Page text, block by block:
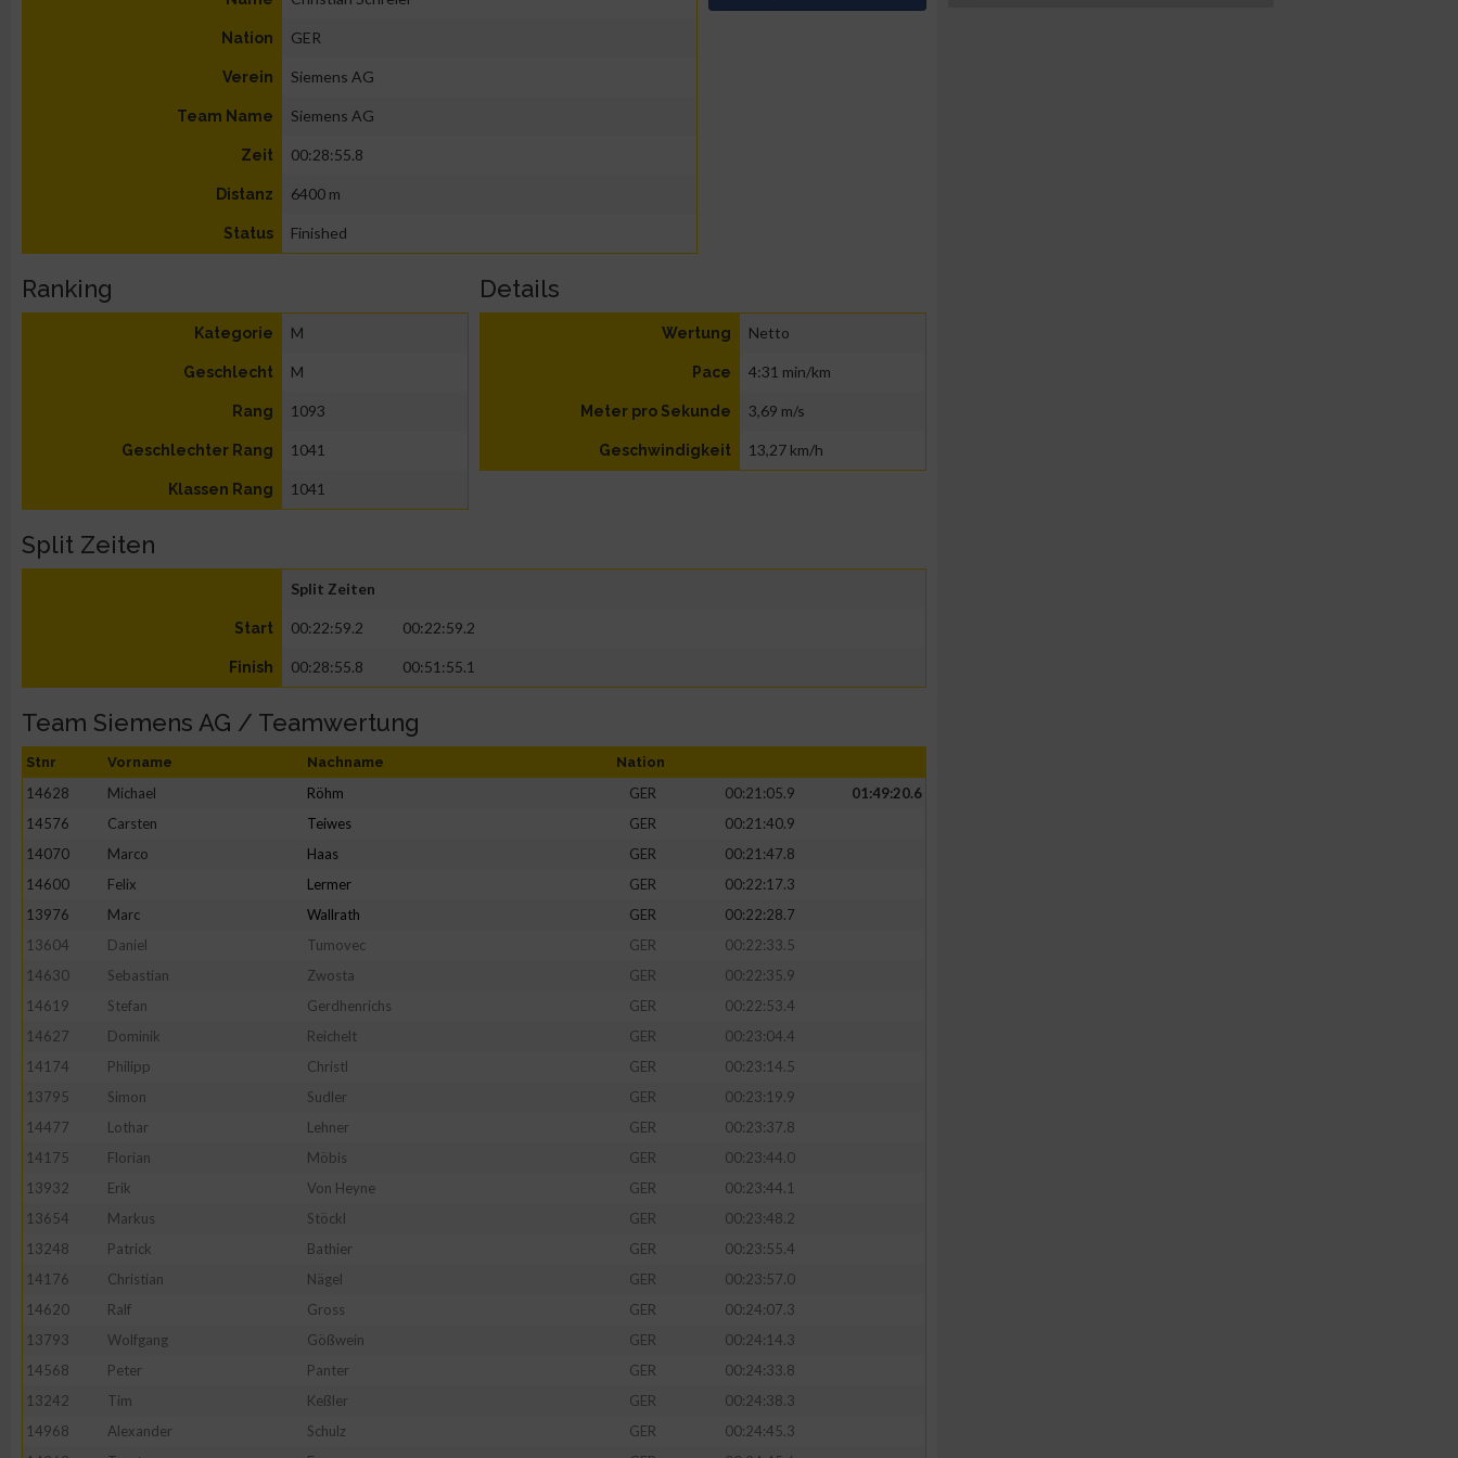
Nation GER
Verein Siemens AG
Team Name Siemens AG
Zeit 00:28:55.8
Distanz 6400 m
Status Finished
Ranking
Kategorie M
Geschlecht M
Rang 1093
Geschlechter Rang 1041
Klassen Rang 1041
Details
Wertung Netto
Pace 4:31 min/km
Meter pro Sekunde 3,69 m/s
Geschwindigkeit 13,27 km/h
Split Zeiten
Split Zeiten
Start 00:22:59.2 00:22:59.2
Finish 00:28:55.8 00:51:55.1
Team Siemens AG / Teamwertung
Stnr Vorname Nachname Nation
14628 Michael Röhm GER 00:21:05.9
01:49:20.6
14576
Carsten Teiwes GER
00:21:40.9
14070
Marco Haas GER
00:21:47.8
14600
Felix Lermer GER
00:22:17.3
13976
Marc Wallrath GER
00:22:28.7
13604
Daniel Tumovec GER
00:22:33.5
14630
Sebastian Zwosta GER
00:22:35.9
14619
Stefan Gerdhenrichs GER
00:22:53.4
14627
Dominik Reichelt GER
00:23:04.4
14174
Philipp Christl GER
00:23:14.5
13795
Simon Sudler GER
00:23:19.9
14477
Lothar Lehner GER
00:23:37.8
14175
Florian Möbis GER
00:23:44.0
13932
Erik Von Heyne GER
00:23:44.1
13654
Markus Stöckl GER
00:23:48.2
13248
Patrick Bathier GER
00:23:55.4
14176
Christian Nägel GER
00:23:57.0
14620
Ralf Gross GER
00:24:07.3
13793
Wolfgang Gößwein GER
00:24:14.3
14568
Peter Panter GER
00:24:33.8
13242
Tim Keßler GER
00:24:38.3
14968
Alexander Schulz GER
00:24:45.3